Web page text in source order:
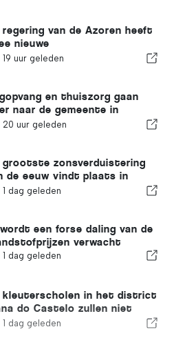
regering van de Azoren heeft
nieuwe
19 uur geleden
en thuiszorg gaan
naar de gemeente in
20 uur geleden
grootste zonsverduistering
de eeuw vindt plaats in
1 dag geleden
een forse daling van de
verwacht
1 dag geleden
kleuterscholen in het district
do Castelo zullen niet
1 dag geleden